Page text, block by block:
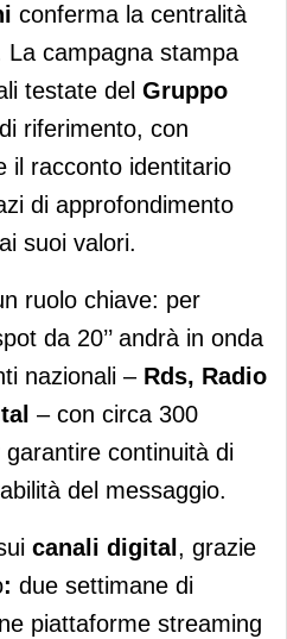
conferma la centralità
La campagna stampa
testate del Gruppo
riferimento, con
il racconto identitario
di approfondimento
suoi valori.
ruolo chiave: per
da 20’’ andrà in onda
nazionali – Rds, Radio
– con circa 300
continuità di
del messaggio.
canali digital , grazie
: due settimane di
piattaforme streaming